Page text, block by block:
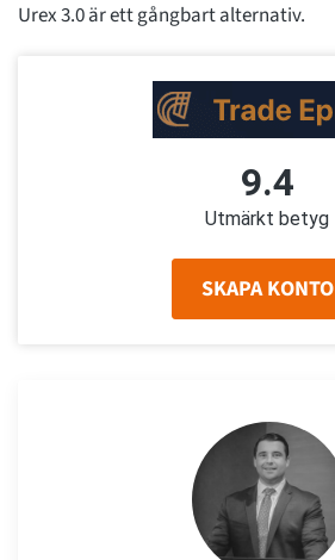
Urex 3.0 är ett gångbart alternativ.
9.4
Utmärkt betyg
SKAPA KONTO